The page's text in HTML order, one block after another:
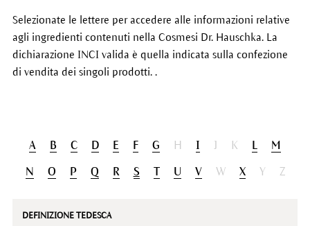
Selezionate le lettere per accedere alle informazioni relative
agli ingredienti contenuti nella Cosmesi Dr. Hauschka. La
dichiarazione INCI valida è quella indicata sulla confezione
di vendita dei singoli prodotti. .
A B C D E F G H I J K L M
N O P Q R S U V W X Y Z
Definizione
Contenuta